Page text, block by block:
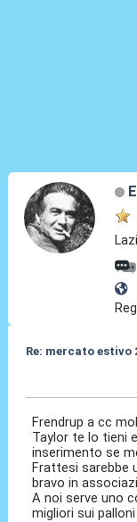
Re: mercato estivo
Frendrup a cc
Taylor te lo tieni
inserimento se
Frattesi sarebbe
bravo in
A noi serve uno
migliori sui